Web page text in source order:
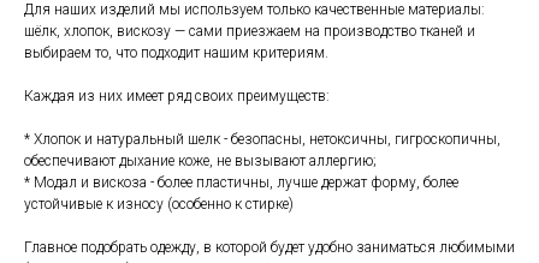
Для наших изделий мы используем только качественные материалы:
шёлк, хлопок, вискозу — сами приезжаем на производство тканей и
выбираем то, что подходит нашим критериям.
Каждая из них имеет ряд своих преимуществ:
* Хлопок и натуральный шелк - безопасны, нетоксичны, гигроскопичны,
обеспечивают дыхание коже, не вызывают аллергию;
* Модал и вискоза - более пластичны, лучше держат форму, более
устойчивые к износу (особенно к стирке)
Главное подобрать одежду, в которой будет удобно заниматься любимыми